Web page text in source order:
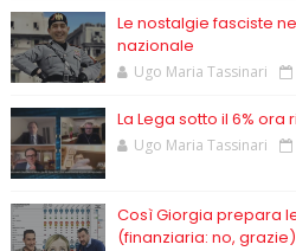
Le nostalgie fasciste
nazionale
Ugo Maria Tassinari
La Lega sotto il 6% ora
Ugo Maria Tassinari
Così Giorgia prepara
(finanziaria: no, grazie)